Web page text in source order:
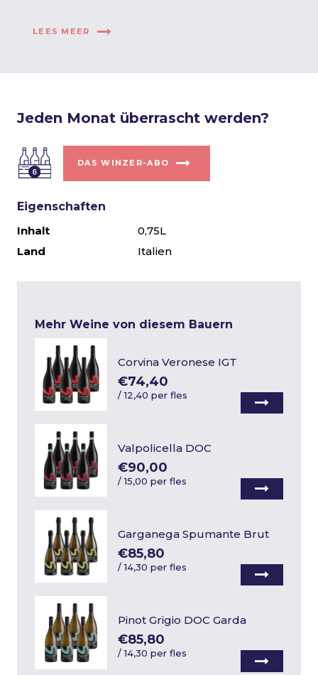
LEES MEER
Jeden Monat überrascht werden?
DAS WINZER-ABO
Eigenschaften
Inhalt
0,75L
Land
Italien
Mehr Weine von diesem Bauern
Corvina Veronese IGT
€74,40
/12,40 per fles
Valpolicella DOC
€90,00
/15,00 per fles
Garganega Spumante Brut
€85,80
/14,30 per fles
Pinot Grigio DOC Garda
€85,80
/14,30 per fles